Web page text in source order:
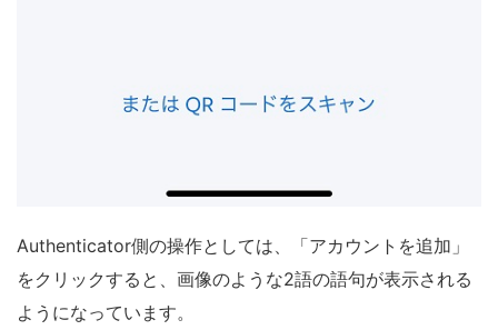
Authenticator側の操作としては、「アカウントを追加」
をクリックすると、画像のような2語の語句が表示される
ようになっています。